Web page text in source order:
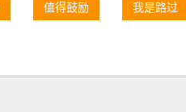
值得鼓励 我是路过